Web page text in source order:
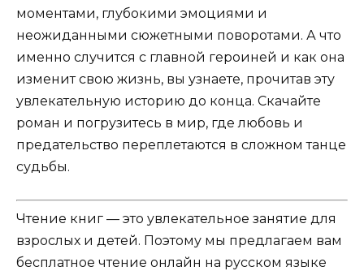
моментами, глубокими эмоциями и
неожиданными сюжетными поворотами. А что
именно случится с главной героиней и как она
изменит свою жизнь, вы узнаете, прочитав эту
увлекательную историю до конца. Скачайте
роман и погрузитесь в мир, где любовь и
предательство переплетаются в сложном танце
судьбы.
Чтение книг — это увлекательное занятие для
взрослых и детей. Поэтому мы предлагаем вам
бесплатное чтение онлайн на русском языке